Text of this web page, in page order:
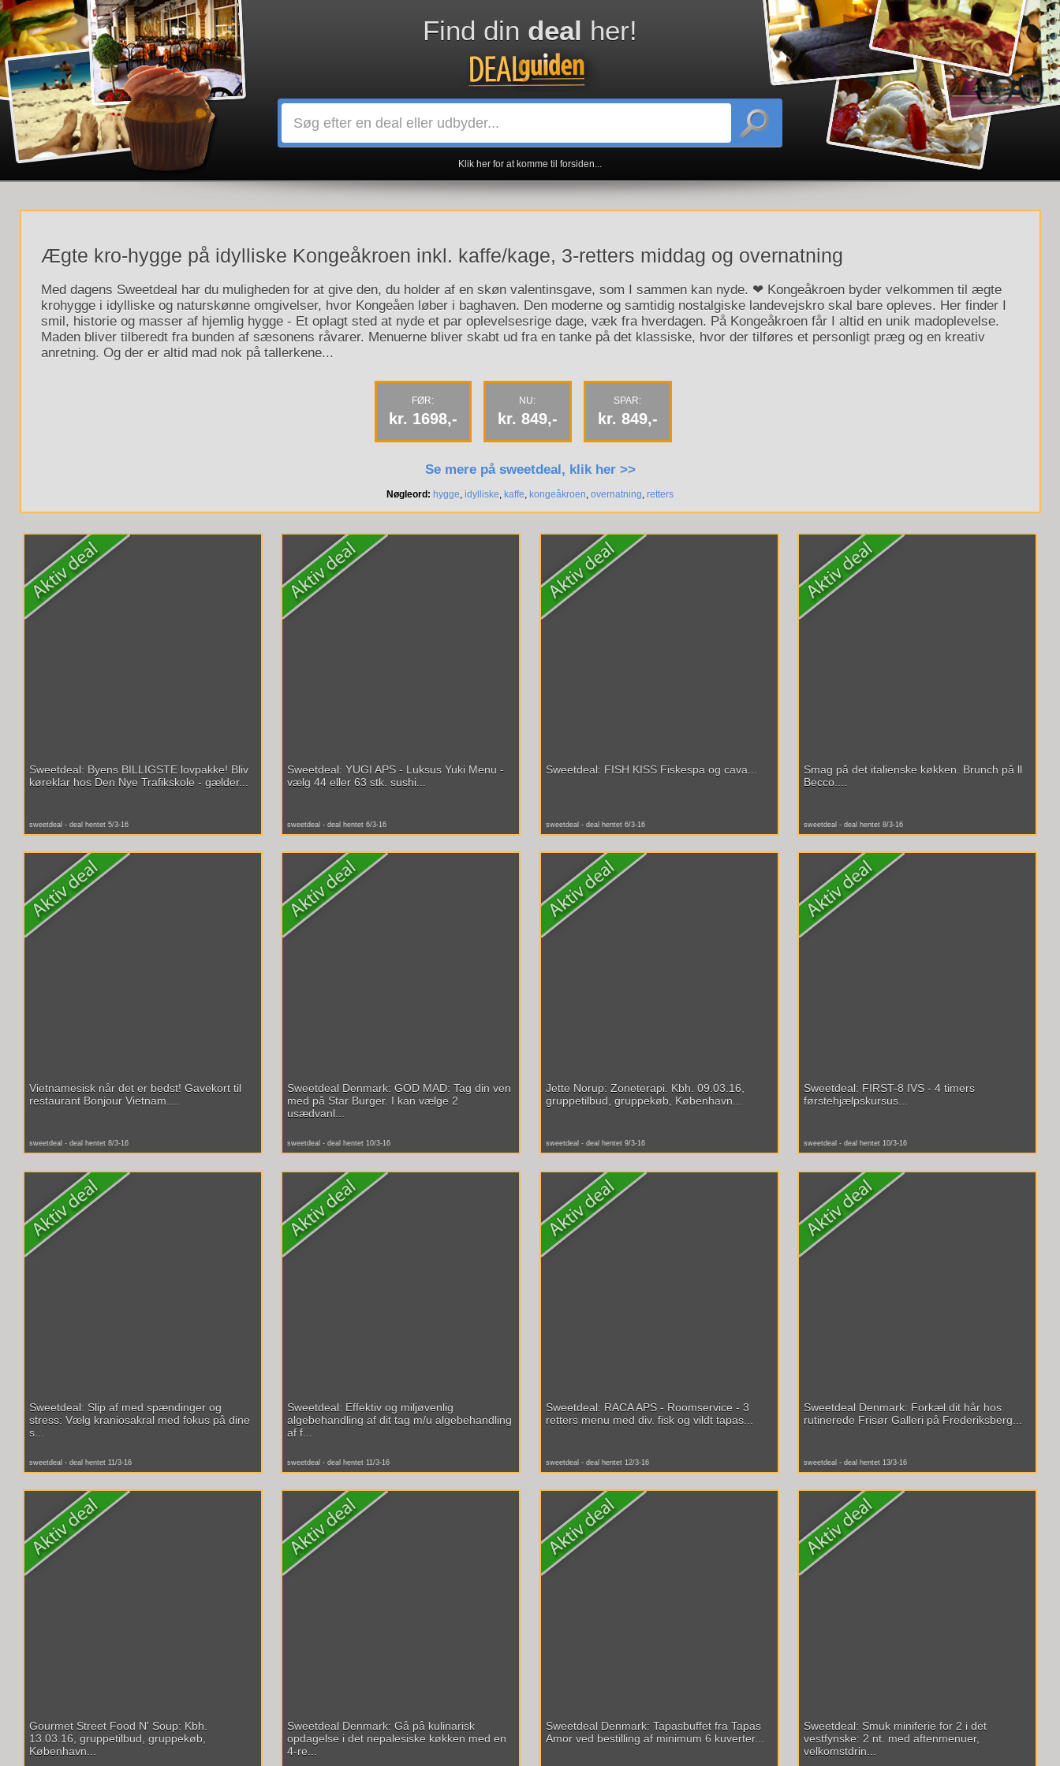
Find din deal her!
Klik her for at komme til forsiden...
Ægte kro-hygge på idylliske Kongeåkroen inkl. kaffe/kage, 3-retters middag og overnatning
Med dagens Sweetdeal har du muligheden for at give den, du holder af en skøn valentinsgave, som I sammen kan nyde. ❤ Kongeåkroen byder velkommen til ægte
krohygge i idylliske og naturskønne omgivelser, hvor Kongeåen løber i baghaven. Den moderne og samtidig nostalgiske landevejskro skal bare opleves. Her finder I
smil, historie og masser af hjemlig hygge - Et oplagt sted at nyde et par oplevelsesrige dage, væk fra hverdagen. På Kongeåkroen får I altid en unik madoplevelse.
Maden bliver tilberedt fra bunden af sæsonens råvarer. Menuerne bliver skabt ud fra en tanke på det klassiske, hvor der tilføres et personligt præg og en kreativ
anretning. Og der er altid mad nok på tallerkene...
FØR:
kr. 1698,-
NU:
kr. 849,-
SPAR:
kr. 849,-
Se mere på sweetdeal, klik her >>
Nøgleord: hygge, idylliske, kaffe, kongeåkroen, overnatning, retters
Sweetdeal: Byens BILLIGSTE lovpakke! Bliv
køreklar hos Den Nye Trafikskole - gælder...
sweetdeal - deal hentet 5/3-16
Sweetdeal: YUGI APS - Luksus Yuki Menu -
vælg 44 eller 63 stk. sushi...
sweetdeal - deal hentet 6/3-16
Sweetdeal: FISH KISS Fiskespa og cava...
sweetdeal - deal hentet 6/3-16
Smag på det italienske køkken. Brunch på ll
Becco....
sweetdeal - deal hentet 8/3-16
Vietnamesisk når det er bedst! Gavekort til
restaurant Bonjour Vietnam....
sweetdeal - deal hentet 8/3-16
Sweetdeal Denmark: GOD MAD: Tag din ven
med på Star Burger. I kan vælge 2
usædvanl...
sweetdeal - deal hentet 10/3-16
Jette Norup: Zoneterapi. Kbh. 09.03.16,
gruppetilbud, gruppekøb, København...
sweetdeal - deal hentet 9/3-16
Sweetdeal: FIRST-8 IVS - 4 timers
førstehjælpskursus...
sweetdeal - deal hentet 10/3-16
Sweetdeal: Slip af med spændinger og
stress: Vælg kraniosakral med fokus på dine
s...
sweetdeal - deal hentet 11/3-16
Sweetdeal: Effektiv og miljøvenlig
algebehandling af dit tag m/u algebehandling
af f...
sweetdeal - deal hentet 11/3-16
Sweetdeal: RACA APS - Roomservice - 3
retters menu med div. fisk og vildt tapas...
sweetdeal - deal hentet 12/3-16
Sweetdeal Denmark: Forkæl dit hår hos
rutinerede Frisør Galleri på Frederiksberg...
sweetdeal - deal hentet 13/3-16
Gourmet Street Food N' Soup: Kbh.
13.03.16, gruppetilbud, gruppekøb,
København...
Sweetdeal Denmark: Gå på kulinarisk
opdagelse i det nepalesiske køkken med en
4-re...
Sweetdeal Denmark: Tapasbuffet fra Tapas
Amor ved bestilling af minimum 6 kuverter...
Sweetdeal: Smuk miniferie for 2 i det
vestfynske: 2 nt. med aftenmenuer,
velkomstdrin...